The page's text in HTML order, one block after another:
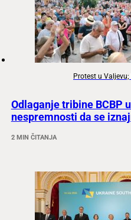
Protest u
Odlaganje tribine BCBP
nespremnosti da se
2 MIN ČITANJA